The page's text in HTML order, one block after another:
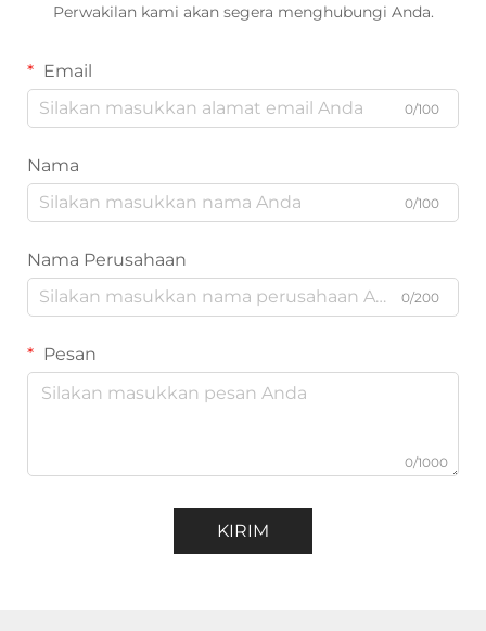
Perwakilan kami akan segera menghubungi Anda.
Email
0/100
Nama
0/100
Nama Perusahaan
0/200
Pesan
0/1000
KIRIM